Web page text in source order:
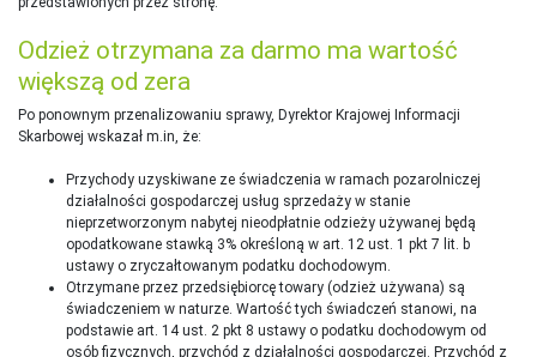
Odzież otrzymana za darmo ma wartość
większą od zera
Po ponownym przenalizowaniu sprawy, Dyrektor Krajowej Informacji
Skarbowej wskazał m.in, że:
Przychody uzyskiwane ze świadczenia w ramach pozarolniczej
działalności gospodarczej usług sprzedaży w stanie
nieprzetworzonym nabytej nieodpłatnie odzieży używanej będą
opodatkowane stawką 3% określoną w art. 12 ust. 1 pkt 7 lit. b
ustawy o zryczałtowanym podatku dochodowym.
Otrzymane przez przedsiębiorcę towary (odzież używana) są
świadczeniem w naturze. Wartość tych świadczeń stanowi, na
podstawie art. 14 ust. 2 pkt 8 ustawy o podatku dochodowym od
osób fizycznych, przychód z działalności gospodarczej. Przychód z